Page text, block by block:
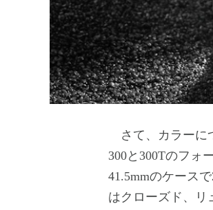
さて、カラーに
300と300Tのフォ
41.5mmのケース
はクローズド、リ